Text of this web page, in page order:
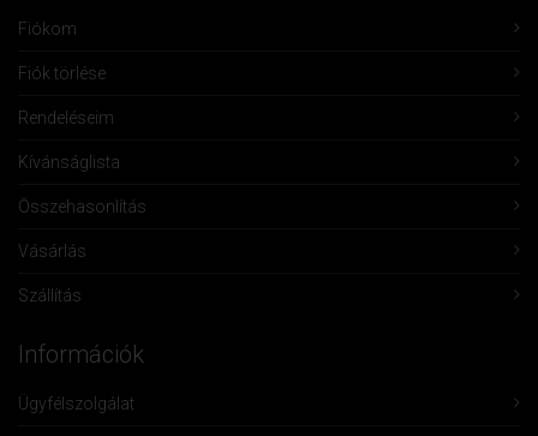
Fiókom
Fiók törlése
Rendeléseim
Kívánságlista
Összehasonlítás
Vásárlás
Szállítás
Információk
Ügyfélszolgálat